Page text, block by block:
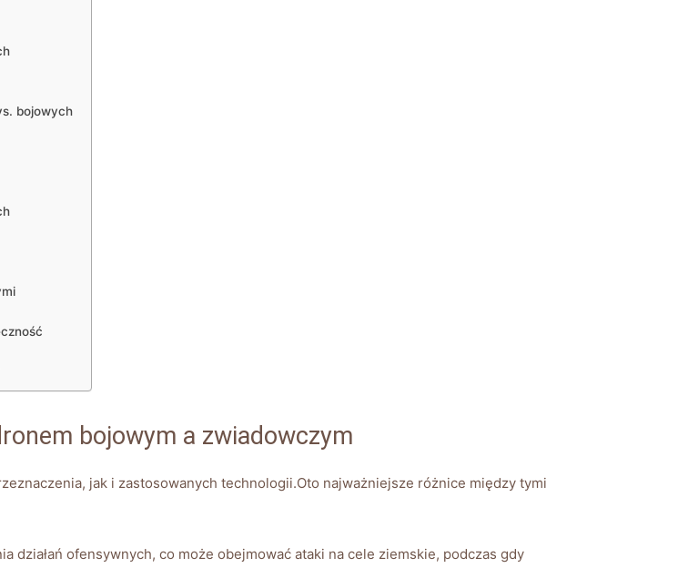
bojowych
bojowym a zwiadowczym
jak i zastosowanych technologii.Oto ⁤najważniejsze różnice między tymi
działań ofensywnych, co może obejmować ataki na cele ziemskie, podczas ‍gdy